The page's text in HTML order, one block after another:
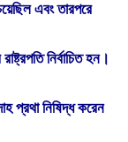
এবং তারপরে
নির্বাচিত হন।
প্রথা নিষিদ্ধ করেন